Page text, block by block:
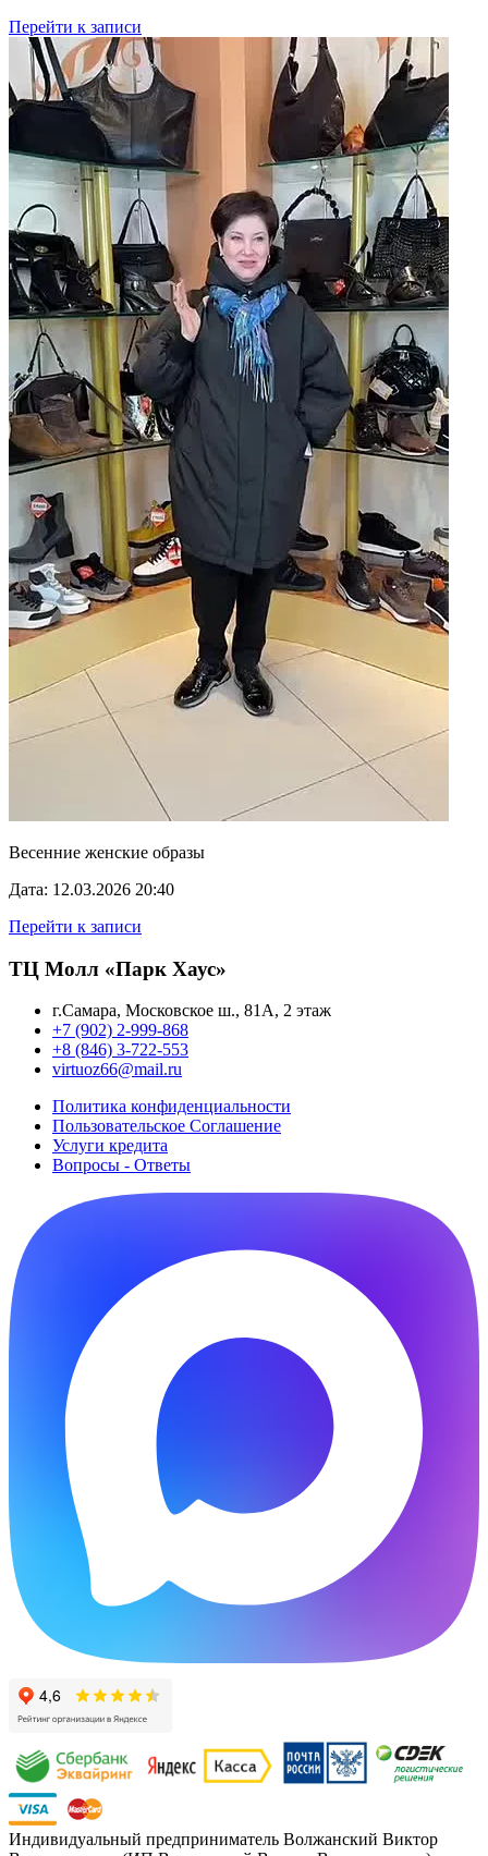
Перейти к записи
Весенние женские образы
Дата: 12.03.2026 20:40
Перейти к записи
ТЦ Молл «Парк Хаус»
г.Самара, Московское ш., 81А, 2 этаж
+7 (902) 2-999-868
+8 (846) 3-722-553
virtuoz66@mail.ru
Политика конфиденциальности
Пользовательское Cоглашение
Услуги кредита
Вопросы - Ответы
Индивидуальный предприниматель Волжанский Виктор